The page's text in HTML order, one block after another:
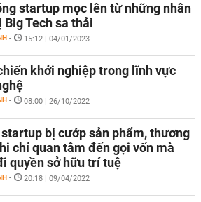
startup mọc lên từ những nhân
Big Tech sa thải
- 15:12 | 04/01/2023
khởi nghiệp trong lĩnh vực
- 08:00 | 26/10/2022
bị cướp sản phẩm, thương
chỉ quan tâm đến gọi vốn mà
quyền sở hữu trí tuệ
- 20:18 | 09/04/2022